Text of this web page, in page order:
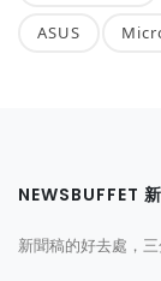
ASUS
NEWSBUFFET
新聞稿的好去處，